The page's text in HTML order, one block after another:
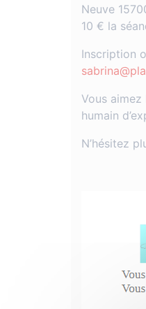
Neuve
10 € la
Inscription
Vous
humain
N’hésitez